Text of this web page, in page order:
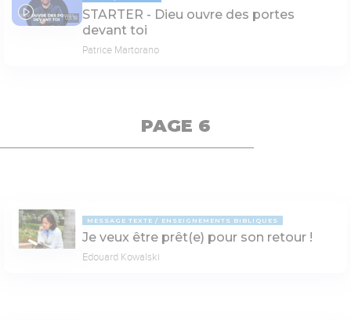
03:18
STARTER - Dieu ouvre des portes
devant toi
Patrice Martorano
PAGE 6
MESSAGE TEXTE ENSEIGNEMENTS BIBLIQUES
Je veux être prêt(e) pour son retour !
Edouard Kowalski